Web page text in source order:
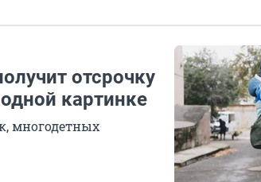
отсрочку
картинке
многодетных